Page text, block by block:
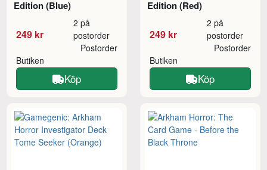
Edition (Blue)
249 kr
2 på
postorder
Butiken
Postorder
Köp
Edition (Red)
249 kr
2 på
postorder
Butiken
Postorder
Köp